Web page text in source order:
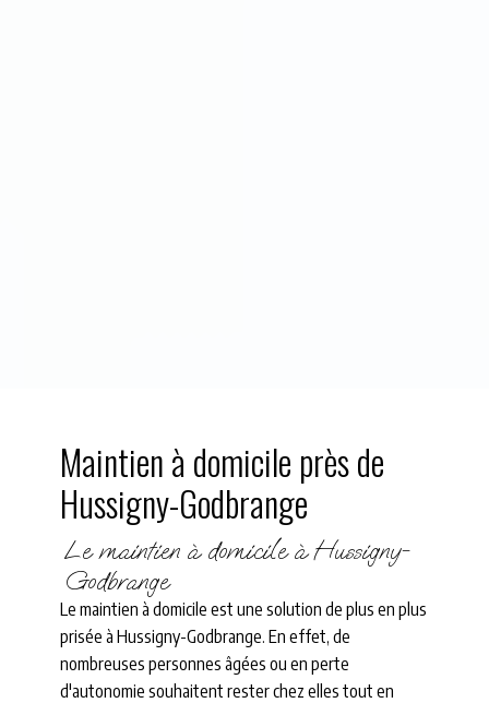
Maintien à domicile près de
Hussigny-Godbrange
Le maintien à domicile à Hussigny-
Godbrange
Le maintien à domicile est une solution de plus en plus
prisée à Hussigny-Godbrange. En effet, de
nombreuses personnes âgées ou en perte
d'autonomie souhaitent rester chez elles tout en